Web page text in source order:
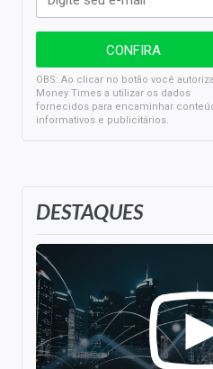
DESTAQUES
OBS: Ao clicar no botão você
Money Times a utilizar os dados
fornecidos para encaminhar
informativos e publicitários.